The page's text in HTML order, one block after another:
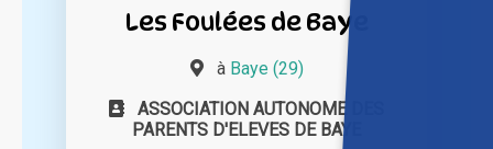
Les Foulées de Baye
à Baye (29)
ASSOCIATION AUTONOME DES
PARENTS D'ELEVES DE BAYE